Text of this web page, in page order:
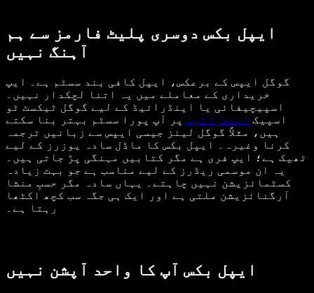
ایپل بکس دوسری پلیٹ فارمز سے ہم
آہنگ نہیں
گوگل ایپس کے برعکس، ایپل کافی بند سسٹم ہے۔ ایپ
خریداری کے معاملے میں یہ اتنا لچکدار نہیں۔
اسپیچیفائی یا اینڈرائیڈ کے لیے گوگل ٹیکسٹ ٹو
اسپیک اینڈرائیڈ
پر آپ پورا سسٹم بہتر بنا سکتے
ہیں، مثلاً گوگل لینز جیسی ایپس سے زبانیں ترجمہ
کرنا وغیرہ۔ ایپل بکس کا ماڈل سادہ یوزرز کے لیے
ٹھیک ہے؛ ایپ فری ہے مگر کتابیں مہنگی پڑ جاتی ہیں۔
یہ ان موسمی ریڈرز کے لیے مناسب ہے جو بہت زیادہ
کسٹمائزیشن نہیں چاہتے۔ یہاں سادہ مگر حسبِ منشا
آرگنائزیشن ملتی ہے اور ایک ہی جگہ سب کچھ اکٹھا
رہتا ہے۔
ایپل بکس آپ کا واحد آپشن نہیں